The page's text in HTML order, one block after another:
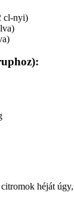
cl-nyi)
héját